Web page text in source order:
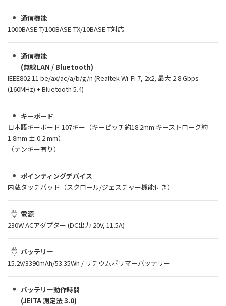
通信機能
1000BASE-T/100BASE-TX/10BASE-T対応
通信機能
(無線LAN / Bluetooth)
IEEE802.11 be/ax/ac/a/b/g/n (Realtek Wi-Fi 7, 2x2, 最大 2.8 Gbps
(160MHz) + Bluetooth 5.4)
キーボード
日本語キーボード 107キー（キーピッチ約18.2mm キーストローク約
1.8mm ± 0.2 mm）
（テンキー有り）
ポインティングデバイス
内蔵タッチパッド（スクロール/ジェスチャー機能付き）
電源
230W ACアダプター (DC出力 20V, 11.5A)
バッテリー
15.2V/3390mAh/53.35Wh / リチウムポリマーバッテリー
バッテリー動作時間
(JEITA 測定法 3.0)